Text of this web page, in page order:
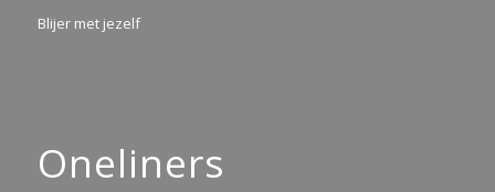
Blijer met jezelf
Oneliners